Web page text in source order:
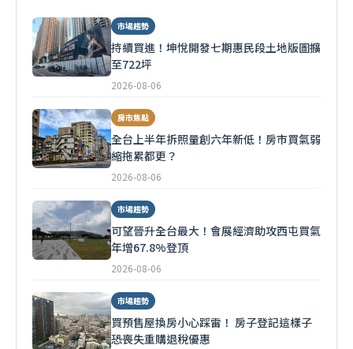
市場趨勢
持續買進！坤悅開發七期惠民段土地版圖擴
至722坪
2026-08-06
房市焦點
全台上半年拆照量創六年新低！房市買氣弱
縮拖累都更？
2026-08-06
市場趨勢
可望晉升全台最大！會展經濟助攻西屯買氣
年增67.8%登頂
2026-08-06
市場趨勢
買預售屋換房小心踩雷！ 房子登記這樣子
恐喪失重購退稅優惠